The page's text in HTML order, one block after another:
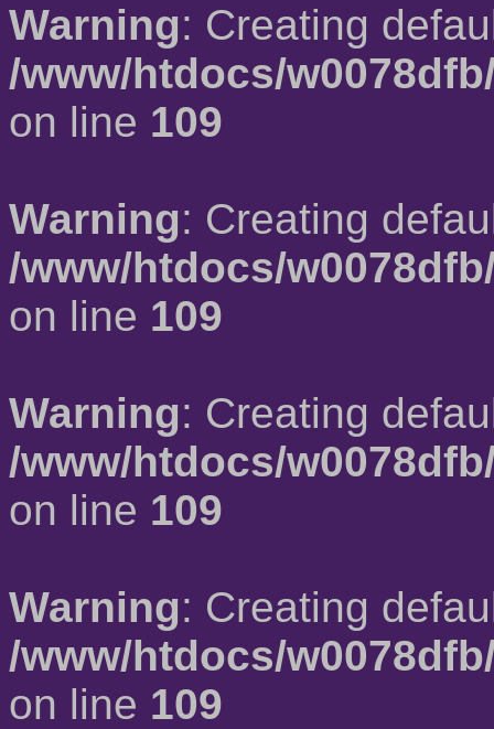
Warning: Creating
/www/htdocs/
on line 109
Warning: Creating
/www/htdocs/
on line 109
Warning: Creating
/www/htdocs/
on line 109
Warning: Creating
/www/htdocs/
on line 109